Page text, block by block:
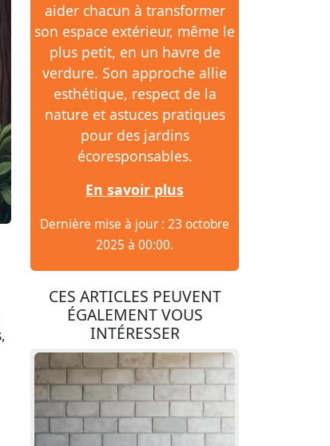
aider chacun à transformer
son espace extérieur, même le
plus petit, en un havre de
verdure. Son approche allie
esthétique, respect de la
nature et astuces pratiques
pour des jardins
écoresponsables.
En savoir plus
Dernière mise à jour : 23 octobre
2025 à 00:00.
CES ARTICLES PEUVENT
ÉGALEMENT VOUS
INTÉRESSER